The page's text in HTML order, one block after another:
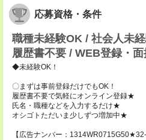
応募資格・条件
職種未経験OK / 社会人未
履歴書不要 / WEB登録・
◆未経験OK！
〇まずは事前登録だけでもOK！
履歴書不要で気軽にオンライン登録★
氏名・職種などを入力するだけ★
オシゴトただいま少しずつ増加中★
【広告ナンバー：1314WR0715G50★32-